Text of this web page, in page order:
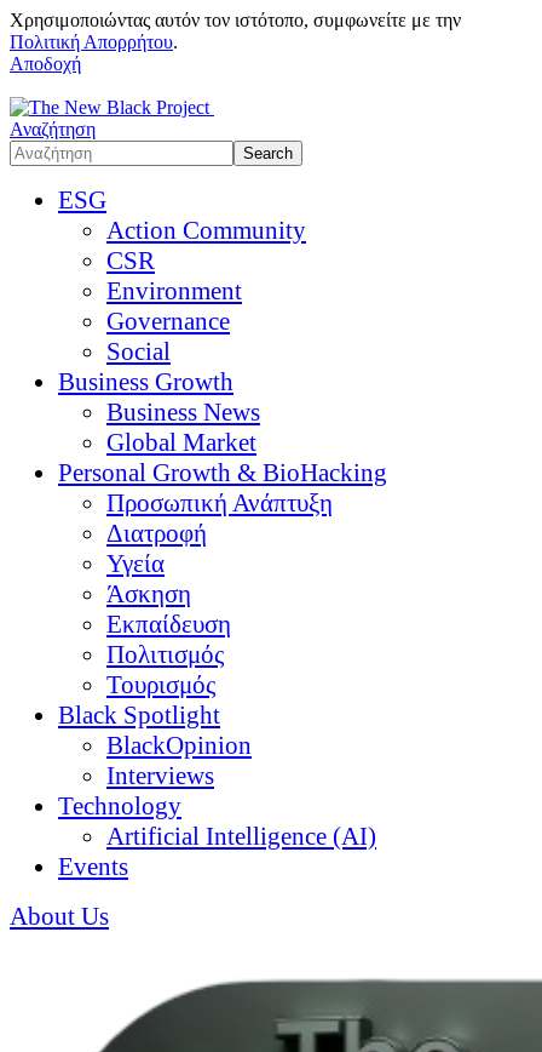
Χρησιμοποιώντας αυτόν τον ιστότοπο, συμφωνείτε με την
Πολιτική Απορρήτου.
Αποδοχή
Αναζήτηση
ESG
Action Community
CSR
Environment
Governance
Social
Business Growth
Business News
Global Market
Personal Growth & BioHacking
Προσωπική Ανάπτυξη
Διατροφή
Υγεία
Άσκηση
Εκπαίδευση
Πολιτισμός
Τουρισμός
Black Spotlight
BlackOpinion
Interviews
Technology
Artificial Intelligence (AI)
Events
About Us